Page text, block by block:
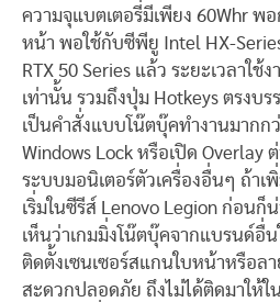
ความจุแบตเตอรี่มีเพียง 60Whr พ
หน้า พอใช้กับซีพียู Intel HX-
RTX 50 Series แล้ว ระยะเวลาใช้
เท่านั้น รวมถึงปุ่ม Hotkeys ตรงบร
เป็นคำสั่งแบบโน๊ตบุ๊คทำงานมากก
Windows Lock หรือเปิด Overlay
ระบบมอนิเตอร์ตัวเครื่องอื่นๆ ถ้าเ
เริ่มในซีรีส์ Lenovo Legion ก่อนก็
เห็นว่าเกมมิ่งโน๊ตบุ๊คจากแบรนด์อื่น
ติดตั้งเซนเซอร์สแกนใบหน้าหรือล
สะดวกปลอดภัย ถึงไม่ได้ติดมาให้